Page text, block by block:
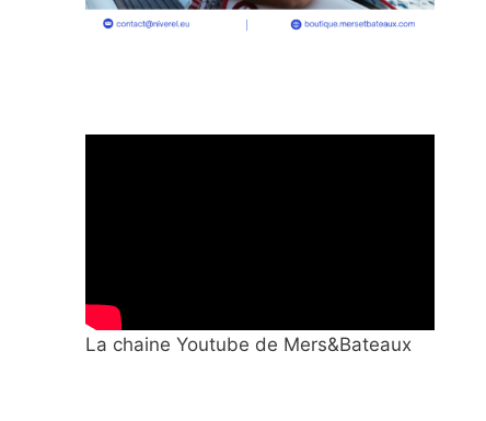
La chaine Youtube de Mers&Bateaux